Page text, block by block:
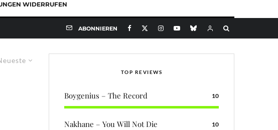
WIDERRUFEN
ABONNIEREN
TOP REVIEWS
Boygenius – The Record 10
Nakhane – You Will Not Die 10